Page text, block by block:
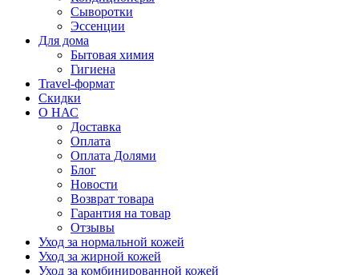
Сыворотки
Эссенции
Для дома
Бытовая химия
Гигиена
Travel-формат
Скидки
О НАС
Доставка
Оплата
Оплата Долями
Блог
Новости
Возврат товара
Гарантия на товар
Отзывы
Уход за нормальной кожей
Уход за жирной кожей
Уход за комбинированной кожей